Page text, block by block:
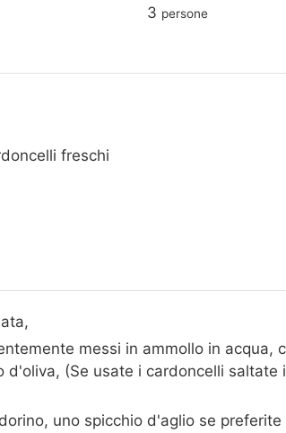
3 persone
freschi
messi in ammollo in acqua,
(Se usate i cardoncelli saltate
uno spicchio d'aglio se